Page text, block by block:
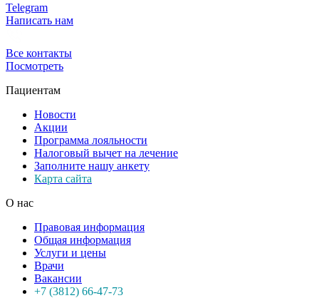
Telegram
Написать нам
Все контакты
Посмотреть
Пациентам
Новости
Акции
Программа лояльности
Налоговый вычет на лечение
Заполните нашу анкету
Карта сайта
О нас
Правовая информация
Общая информация
Услуги и цены
Врачи
Вакансии
+7 (3812) 66-47-73